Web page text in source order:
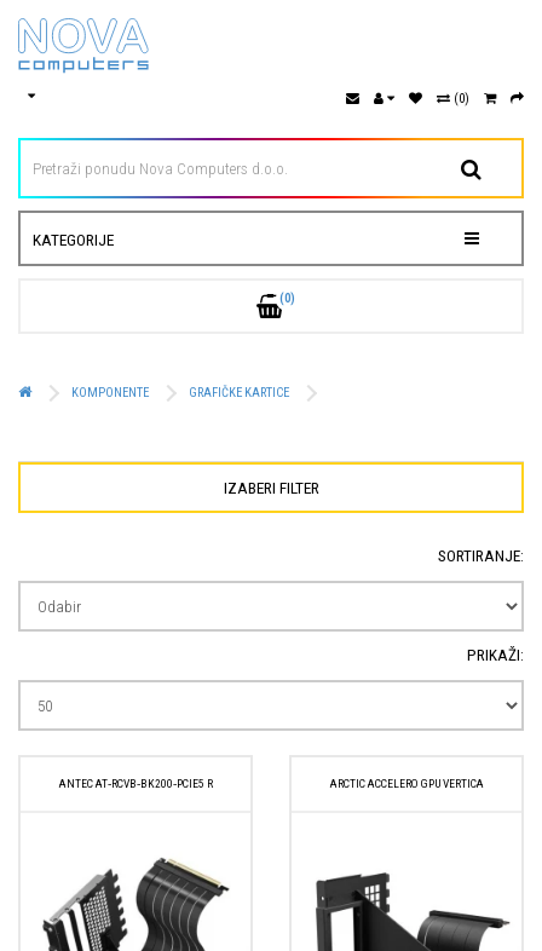
(0)
KATEGORIJE
(0)
KOMPONENTE GRAFIČKE KARTICE
IZABERI FILTER
SORTIRANJE:
PRIKAŽI:
ANTEC AT‑RCVB‑BK200‑PCIE5 R ARCTIC ACCELERO GPU VERTICA